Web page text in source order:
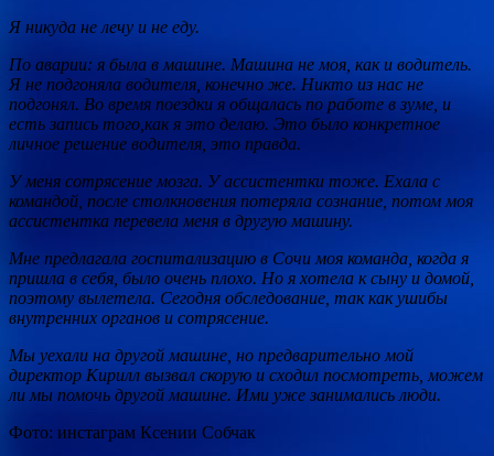
Я никуда не лечу и не еду.
По аварии: я была в машине. Машина не моя, как и водитель.
Я не подгоняла водителя, конечно же. Никто из нас не
подгонял. Во время поездки я общалась по работе в зуме, и
есть запись того,как я это делаю. Это было конкретное
личное решение водителя, это правда.
У меня сотрясение мозга. У ассистентки тоже. Ехала с
командой, после столкновения потеряла сознание, потом моя
ассистентка перевела меня в другую машину.
Мне предлагала госпитализацию в Сочи моя команда, когда я
пришла в себя, было очень плохо. Но я хотела к сыну и домой,
поэтому вылетела. Сегодня обследование, так как ушибы
внутренних органов и сотрясение.
Мы уехали на другой машине, но предварительно мой
директор Кирилл вызвал скорую и сходил посмотреть, можем
ли мы помочь другой машине. Ими уже занимались люди.
Фото: инстаграм Ксении Собчак